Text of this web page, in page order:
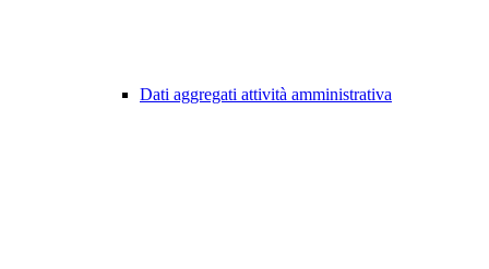
Dati aggregati attività amministrativa